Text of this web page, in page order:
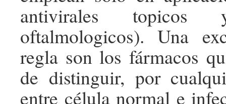
antivirales topicos
oftalmologicos). Una
regla son los fármacos
de distinguir, por
entre célula normal e